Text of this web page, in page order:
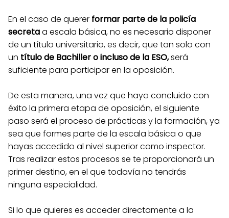
En el caso de querer formar parte de la policía
secretaa escala básica, no es necesario disponer
de un título universitario, es decir, que tan solo con
un título de Bachiller o incluso de la ESO,será
suficiente para participar en la oposición.
De esta manera, una vez que haya concluido con
éxito la primera etapa de oposición, el siguiente
paso será el proceso de prácticas y la formación, ya
sea que formes parte de la escala básica o que
hayas accedido al nivel superior como inspector.
Tras realizar estos procesos se te proporcionará un
primer destino, en el que todavía no tendrás
ninguna especialidad.
Si lo que quieres es acceder directamente a la